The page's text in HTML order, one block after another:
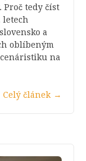
Proč tedy číst
a
oblíbeným
na
Celý článek →